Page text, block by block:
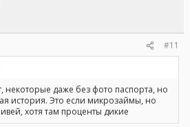
#11
некоторые даже без фото паспорта, но
история. Это если микрозаймы, но
хотя там проценты дикие